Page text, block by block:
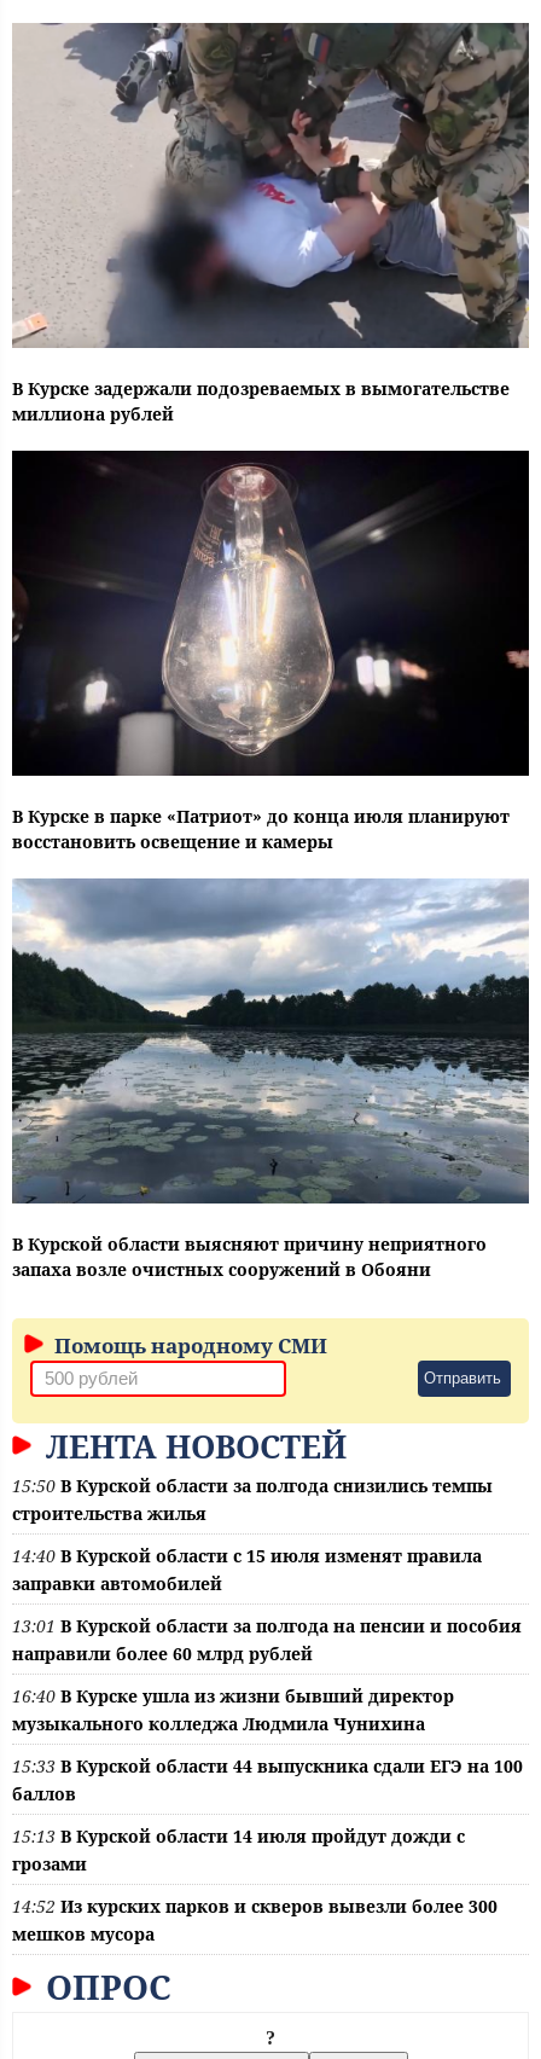
В Курске задержали подозреваемых в вымогательстве
миллиона рублей
В Курске в парке «Патриот» до конца июля планируют
восстановить освещение и камеры
В Курской области выясняют причину неприятного
запаха возле очистных сооружений в Обояни
Помощь народному СМИ
Отправить
ЛЕНТА НОВОСТЕЙ
15:50 В Курской области за полгода снизились темпы
строительства жилья
14:40 В Курской области с 15 июля изменят правила
заправки автомобилей
13:01 В Курской области за полгода на пенсии и пособия
направили более 60 млрд рублей
16:40 В Курске ушла из жизни бывший директор
музыкального колледжа Людмила Чунихина
15:33 В Курской области 44 выпускника сдали ЕГЭ на 100
баллов
15:13 В Курской области 14 июля пройдут дожди с
грозами
14:52 Из курских парков и скверов вывезли более 300
мешков мусора
ОПРОС
?